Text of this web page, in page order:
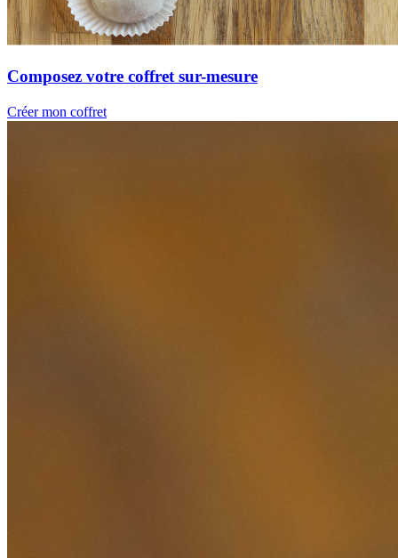
Composez votre coffret sur-mesure
Créer mon coffret